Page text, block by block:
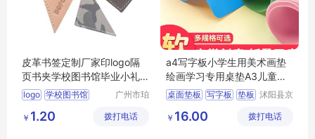
皮革书签定制厂家印logo隔
页书夹学校图书馆毕业小礼
品设计书签夹
logo 学校图书馆
广州市珀
限公司
￥ 1.20 拨打电话
a4写字板小学生用美术画垫
绘画学习专用桌垫A3儿童写
字画画手工桌
桌面垫板 写字板 垫板 沭阳县京
心
￥ 16.00 拨打电话